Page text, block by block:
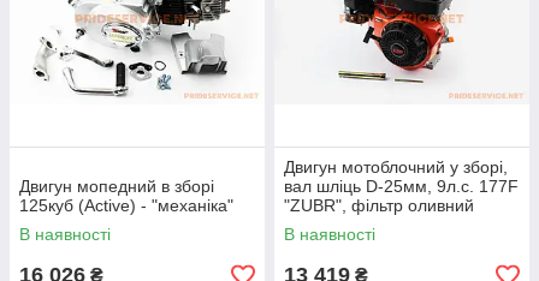
Двигун мопедний в зборі
125куб (Active) - "механіка"
В наявності
16 026 ₴
Двигун мотоблочний у зборі,
вал шліць D-25мм, 9л.с. 177F
"ZUBR", фільтр оливний
В наявності
13 419 ₴